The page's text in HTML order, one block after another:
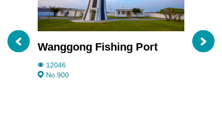
Wanggong Fishing Port
12046
No.900